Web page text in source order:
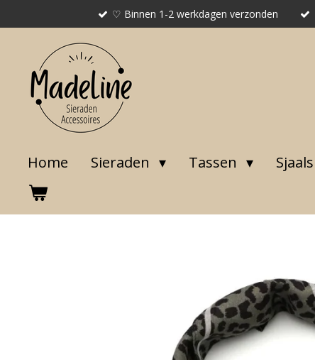
hoofdinhoud
♡ Binnen 1-2 werkdagen verzonden
Home Sieraden Tassen Sjaals